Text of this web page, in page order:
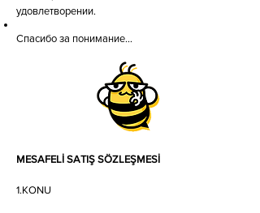
удовлетворении.
Спасибо за понимание…
MESAFELİ SATIŞ SÖZLEŞMESİ
1.KONU